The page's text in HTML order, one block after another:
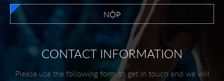
NỘP
CONTACT INFORMATION
Please use the following form to get in touch and we will